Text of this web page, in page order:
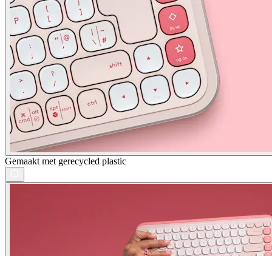
Gemaakt met gerecycled plastic